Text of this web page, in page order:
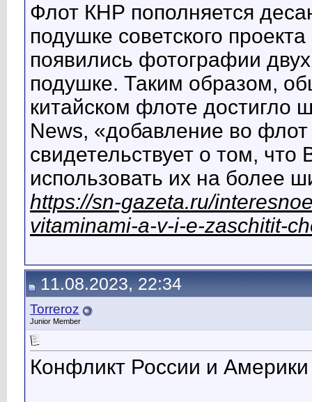
Флот КНР пополняется
подушке советского
появились фотографии
подушке. Таким образом,
китайском флоте достигло
News, «добавление во
свидетельствует о том,
использовать их на более
https://sn-gazeta.ru/
vitaminami-a-v-i-e-zaschitit-
11.08.2023, 22:34
Torreroz
Junior Member
Конфликт России и